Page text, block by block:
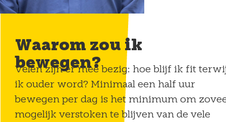
Waarom zou ik
bewegen?
Velen zijn er mee bezig: hoe blijf ik fit
ik ouder word? Minimaal een half uur
bewegen per dag is het minimum om
mogelijk verstoken te blijven van de vele